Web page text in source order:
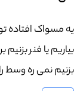
یه مسواک افتاده
بیاریم یا فنر
بزنیم نمی ره وسط